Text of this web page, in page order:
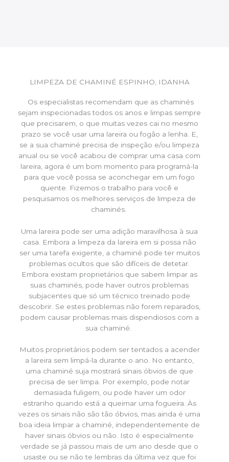
LIMPEZA DE CHAMINÉ ESPINHO, IDANHA
Os especialistas recomendam que as chaminés
sejam inspecionadas todos os anos e limpas sempre
que precisarem, o que muitas vezes cai no mesmo
prazo se você usar uma lareira ou fogão a lenha. E,
se a sua chaminé precisa de inspeção e/ou limpeza
anual ou se você acabou de comprar uma casa com
lareira, agora é um bom momento para programá-la
para que você possa se aconchegar em um fogo
quente. Fizemos o trabalho para você e
pesquisamos os melhores serviços de limpeza de
chaminés.
Uma lareira pode ser uma adição maravilhosa à sua
casa. Embora a limpeza da lareira em si possa não
ser uma tarefa exigente, a chaminé pode ter muitos
problemas ocultos que são difíceis de detetar.
Embora existam proprietários que sabem limpar as
suas chaminés, pode haver outros problemas
subjacentes que só um técnico treinado pode
descobrir. Se estes problemas não forem reparados,
podem causar problemas mais dispendiosos com a
sua chaminé.
Muitos proprietários podem ser tentados a acender
a lareira sem limpá-la durante o ano. No entanto,
uma chaminé suja mostrará sinais óbvios de que
precisa de ser limpa. Por exemplo, pode notar
demasiada fuligem, ou pode haver um odor
estranho quando está a queimar uma fogueira. Às
vezes os sinais não são tão óbvios, mas ainda é uma
boa ideia limpar a chaminé, independentemente de
haver sinais óbvios ou não. Isto é especialmente
verdade se já passou mais de um ano desde que o
usaste ou se não te lembras da última vez que foi